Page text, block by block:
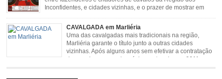
Inconfidentes, e cidades vizinhas, e o prazer de mostrar em
resgata cultura e saúde além de contar com apresentações musicais. Local:
Distrito de Padre Viegas, Antigo Campo de […]
CAVALGADA em Marliéria
Uma das cavalgadas mais tradicionais na região,
Marliéria garante o título junto a outras cidades
vizinhas. Após alguns anos sem efetivar a contratação
de grandes nomes da música sertaneja, em 2011 a
Cavalgada de Marliéria voltou, e não deixou dúvidas de que sua tradição